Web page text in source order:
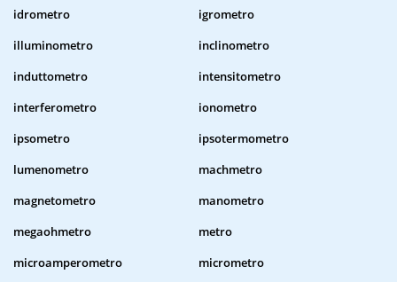
idrometro
igrometro
illuminometro
inclinometro
induttometro
intensitometro
interferometro
ionometro
ipsometro
ipsotermometro
lumenometro
machmetro
magnetometro
manometro
megaohmetro
metro
microamperometro
micrometro